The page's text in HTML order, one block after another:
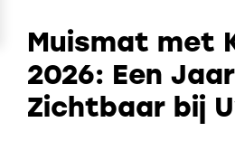
Muismat met
2026: Een
Zichtbaar bij